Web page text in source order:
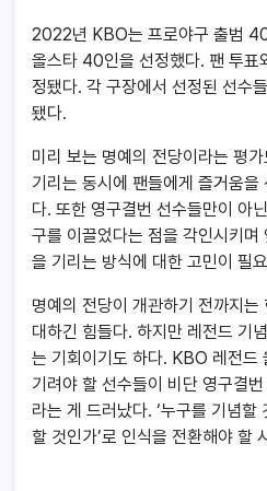
2022년 KBO는 프로야구 출범
올스타 40인을 선정했다. 팬 투표
정됐다. 각 구장에서 선정된 선수
됐다.
미리 보는 명예의 전당이라는 평
기리는 동시에 팬들에게 즐거움
다. 또한 영구결번 선수들만이 아
구를 이끌었다는 점을 각인시키며
을 기리는 방식에 대한 고민이 필
명예의 전당이 개관하기 전까지는
대하긴 힘들다. 하지만 레전드 기
는 기회이기도 하다. KBO 레전
기려야 할 선수들이 비단 영구결
라는 게 드러났다. ‘누구를 기념할
할 것인가’로 인식을 전환해야 할